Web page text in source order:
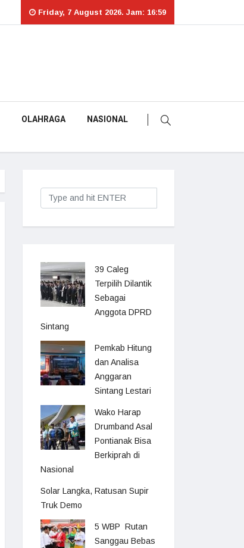
Friday, 7 August 2026. Jam: 16:59
OLAHRAGA NASIONAL
39 Caleg
Terpilih Dilantik
Sebagai
Anggota DPRD
Sintang
Pemkab Hitung
dan Analisa
Anggaran
Sintang Lestari
Wako Harap
Drumband Asal
Pontianak Bisa
Berkiprah di
Nasional
Solar Langka, Ratusan Supir
Truk Demo
5 WBP Rutan
Sanggau Bebas